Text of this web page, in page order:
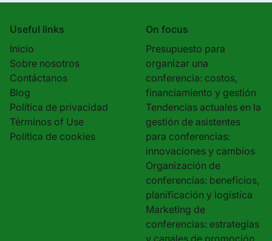
Useful links
Inicio
Sobre nosotros
Contáctanos
Blog
Política de privacidad
Términos of Use
Política de cookies
On focus
Presupuesto para
organizar una
conferencia: costos,
financiamiento y gestión
Tendencias actuales en la
gestión de asistentes
para conferencias:
innovaciones y cambios
Organización de
conferencias: beneficios,
planificación y logística
Marketing de
conferencias: estrategias